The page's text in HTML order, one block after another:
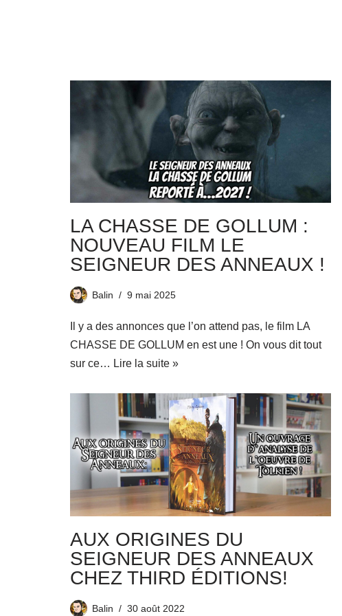
LA CHASSE DE GOLLUM :
NOUVEAU FILM LE
SEIGNEUR DES ANNEAUX !
Balin 9 mai 2025
Il y a des annonces que l’on attend pas, le film LA
CHASSE DE GOLLUM en est une ! On vous dit tout
sur ce… Lire la suite »
AUX ORIGINES DU
SEIGNEUR DES ANNEAUX
CHEZ THIRD ÉDITIONS!
Balin 30 août 2022